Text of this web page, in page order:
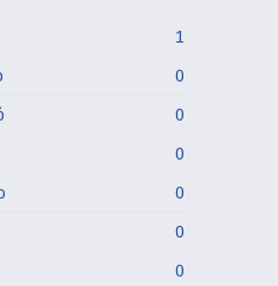
1
0
0
0
0
0
0